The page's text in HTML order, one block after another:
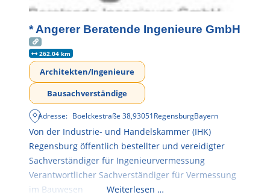
* Angerer Beratende Ingenieure GmbH
262.04 km
Architekten/Ingenieure
Bausachverständige
Adresse: Boelckestraße 38,93051RegensburgBayern
Von der Industrie- und Handelskammer (IHK)
Regensburg öffentlich bestellter und vereidigter
Sachverständiger für Ingenieurvermessung
Verantwortlicher Sachverständiger für Vermessung
im Bauwesen
Weiterlesen …